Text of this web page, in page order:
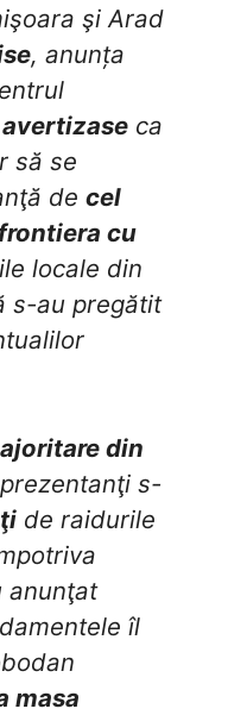
şi Arad
, anunța
avertizase ca
să se
de cel
cu
locale din
s-au pregătit
din
s-
de raidurile
anunţat
îl
masa